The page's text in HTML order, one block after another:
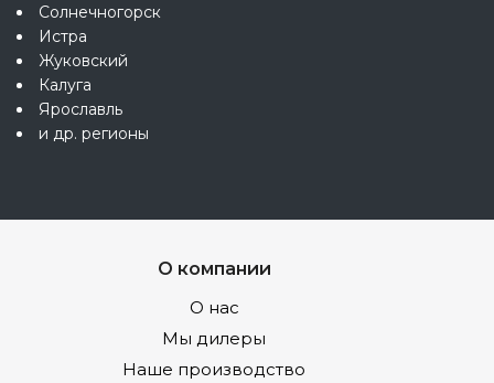
Солнечногорск
Истра
Жуковский
Калуга
Ярославль
и др. регионы
О компании
О нас
Мы дилеры
Наше производство